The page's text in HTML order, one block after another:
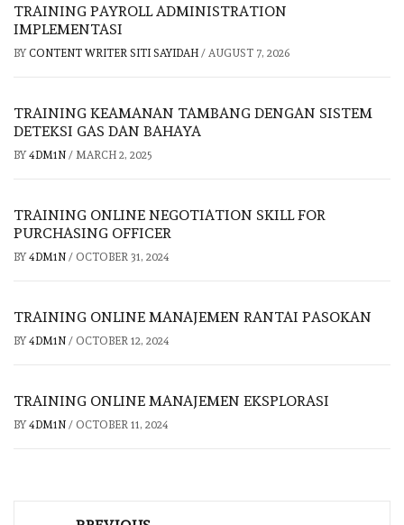
TRAINING PAYROLL ADMINISTRATION
IMPLEMENTASI
BY CONTENT WRITER SITI SAYIDAH / AUGUST 7, 2026
TRAINING KEAMANAN TAMBANG DENGAN SISTEM
DETEKSI GAS DAN BAHAYA
BY 4DM1N / MARCH 2, 2025
TRAINING ONLINE NEGOTIATION SKILL FOR
PURCHASING OFFICER
BY 4DM1N / OCTOBER 31, 2024
TRAINING ONLINE MANAJEMEN RANTAI PASOKAN
BY 4DM1N / OCTOBER 12, 2024
TRAINING ONLINE MANAJEMEN EKSPLORASI
BY 4DM1N / OCTOBER 11, 2024